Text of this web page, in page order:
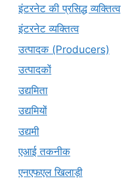
इंटरनेट की प्रसिद्ध व्यक्तित्व
इंटरनेट व्यक्तित्व
उत्पादक (Producers)
उत्पादकों
उद्यमिता
उद्यमियों
उद्यमी
एआई तकनीक
एनएफएल खिलाड़ी